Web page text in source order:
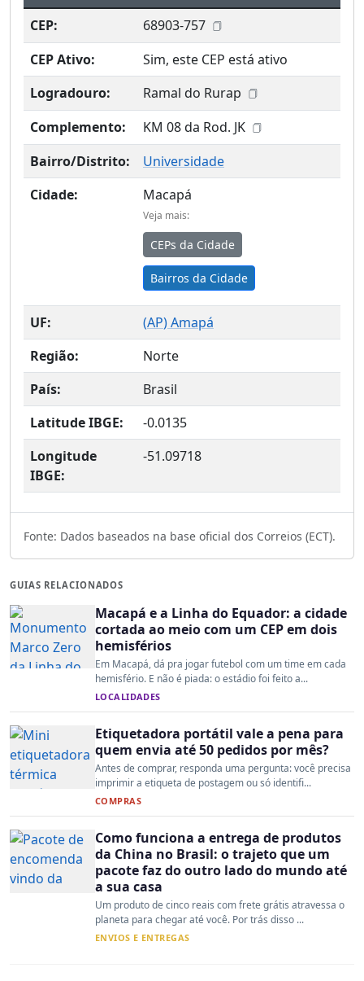
CEP:
68903-757
CEP Ativo:
Sim, este CEP está ativo
Logradouro:
Ramal do Rurap
Complemento:
KM 08 da Rod. JK
Bairro/Distrito:
Universidade
Cidade:
Macapá
Veja mais:
CEPs da Cidade
Bairros da Cidade
UF: (AP) Amapá
Região:
Norte
País:
Brasil
Latitude IBGE:
-0.0135
Longitude
IBGE:
-51.09718
Fonte: Dados baseados na base oficial dos Correios (ECT).
GUIAS RELACIONADOS
Macapá e a Linha do Equador: a cidade
cortada ao meio com um CEP em dois
hemisférios
Em Macapá, dá pra jogar futebol com um time em cada
hemisfério. E não é piada: o estádio foi feito a...
LOCALIDADES
Etiquetadora portátil vale a pena para
quem envia até 50 pedidos por mês?
Antes de comprar, responda uma pergunta: você precisa
imprimir a etiqueta de postagem ou só identifi...
COMPRAS
Como funciona a entrega de produtos
da China no Brasil: o trajeto que um
pacote faz do outro lado do mundo até
a sua casa
Um produto de cinco reais com frete grátis atravessa o
planeta para chegar até você. Por trás disso ...
ENVIOS E ENTREGAS